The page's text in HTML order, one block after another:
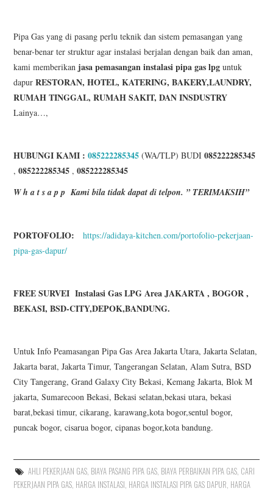
Pipa Gas yang di pasang perlu teknik dan sistem pemasangan yang
benar-benar ter struktur agar instalasi berjalan dengan baik dan aman,
kami memberikan jasa pemasangan instalasi pipa gas lpguntuk
dapurRESTORAN, HOTEL, KATERING, BAKERY,LAUNDRY,
RUMAH TINGGAL, RUMAH SAKIT, DAN INSDUSTRY
Lainya…,
HUBUNGI KAMI : 085222285345 (WA/TLP) BUDI085222285345
,085222285345 ,085222285345
W h a t s a p p Kami bila tidak dapat di telpon. ” TERIMAKSIH”
PORTOFOLIO:
https://adidaya-kitchen.com/portofolio-pekerjaan-
pipa-gas-dapur/
FREE SURVEI Instalasi Gas LPG Area JAKARTA , BOGOR ,
BEKASI, BSD-CITY,DEPOK,BANDUNG.
Untuk Info Peamasangan Pipa Gas Area Jakarta Utara, Jakarta Selatan,
Jakarta barat, Jakarta Timur, Tangerangan Selatan, Alam Sutra, BSD
City Tangerang, Grand Galaxy City Bekasi, Kemang Jakarta, Blok M
jakarta, Sumarecoon Bekasi, Bekasi selatan,bekasi utara, bekasi
barat,bekasi timur, cikarang, karawang,kota bogor,sentul bogor,
puncak bogor, cisarua bogor, cipanas bogor,kota bandung.
AHLI PEKERJAAN GAS, BIAYA PASANG PIPA GAS, BIAYA PERBAIKAN PIPA GAS, CARI
PEKERJAAN PIPA GAS HARGA INSTALASI HARGA INSTALASI PIPA GAS DAPUR HARGA